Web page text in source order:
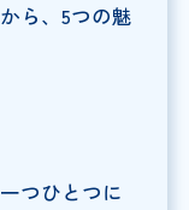
ら、5つの魅
つひとつに